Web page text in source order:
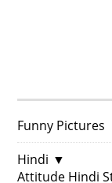
Funny Pictures
Hindi ▼
Attitude Hindi